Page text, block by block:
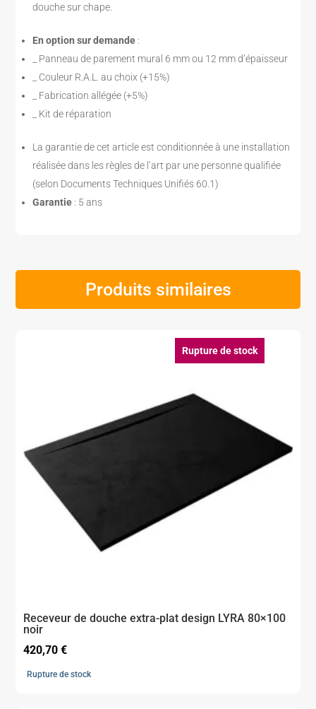
douche sur chape.
En option sur demande :
_ Panneau de parement mural 6 mm ou 12 mm d’épaisseur
_ Couleur R.A.L. au choix (+15%)
_ Fabrication allégée (+5%)
_ Kit de réparation
La garantie de cet article est conditionnée à une installation
réalisée dans les règles de l’art par une personne qualifiée
(selon Documents Techniques Unifiés 60.1)
Garantie : 5 ans
Produits similaires
Rupture de stock
Receveur de douche extra-plat design LYRA 80×100
noir
420,70€
Rupture de stock